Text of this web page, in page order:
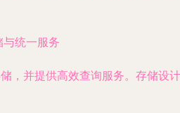
统一服务
，并提供高效查询服务。存储设计